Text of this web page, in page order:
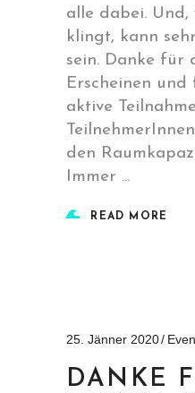
alle dabei. Und,
klingt, kann
sein. Danke für
Erscheinen
aktive
den
Immer
READ MORE
25. Jänner 2020
DANKE